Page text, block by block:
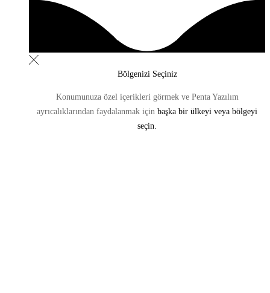
Bölgenizi Seçiniz
Konumunuza özel içerikleri görmek ve Penta Yazılım
ayrıcalıklarından faydalanmak için başka bir ülkeyi veya bölgeyi
seçin.